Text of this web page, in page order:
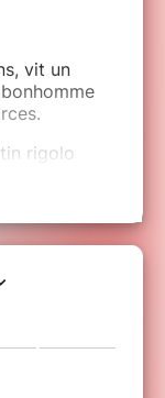
vit un
rigolo
nuit de
dessert
ils prêts a